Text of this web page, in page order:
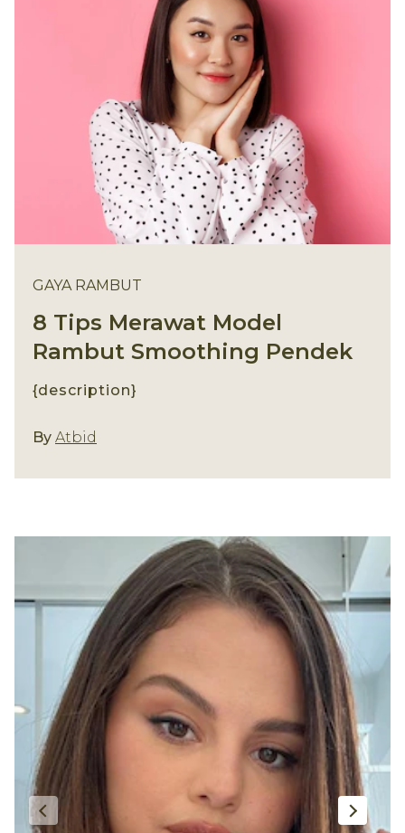
GAYA RAMBUT
8 Tips Merawat Model
Rambut Smoothing Pendek
{description}
By Atbid